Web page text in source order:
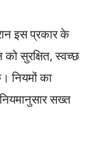
इस प्रकार के
को सुरक्षित, स्वच्छ
नियमों का
सख्त